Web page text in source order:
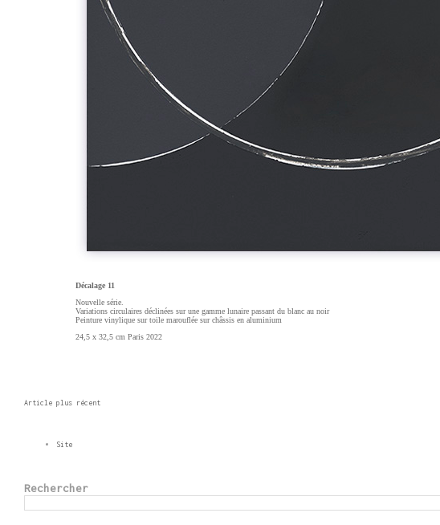
Décalage 11
Nouvelle série.
Variations circulaires déclinées sur une gamme lunaire passant du blanc au noir
Peinture vinylique sur toile marouflée sur châssis en aluminium
24,5 x 32,5 cm Paris 2022
Article plus récent
Site
Rechercher